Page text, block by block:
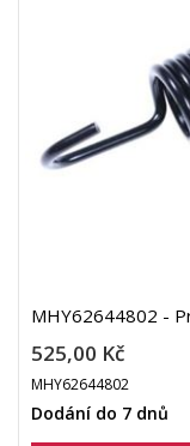
MHY62644802 -
525,00 Kč
MHY62644802
Dodání do 7 dnů